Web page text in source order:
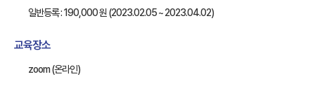
일반등록 : 190,000 원 (2023.02.05 ~ 2023.04.02)
교육장소
zoom (온라인)